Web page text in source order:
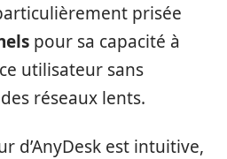
prisée
pour sa capacité à
utilisateur sans
réseaux lents.
d’AnyDesk est intuitive,